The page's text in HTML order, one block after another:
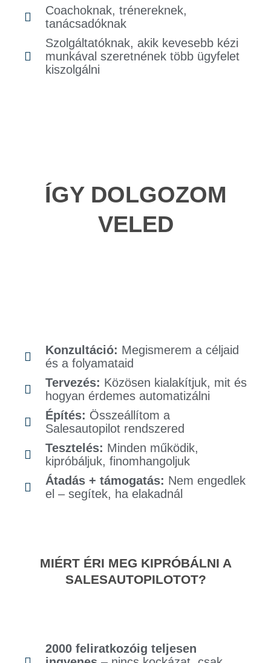
Coachoknak, trénereknek,
tanácsadóknak
Szolgáltatóknak, akik kevesebb kézi
munkával szeretnének több ügyfelet
kiszolgálni
ÍGY DOLGOZOM
VELED
Konzultáció: Megismerem a céljaid
és a folyamataid
Tervezés: Közösen kialakítjuk, mit és
hogyan érdemes automatizálni
Építés: Összeállítom a
Salesautopilot rendszered
Tesztelés: Minden működik,
kipróbáljuk, finomhangoljuk
Átadás + támogatás: Nem engedlek
el – segítek, ha elakadnál
MIÉRT ÉRI MEG KIPRÓBÁLNI A
SALESAUTOPILOTOT?
2000 feliratkozóig teljesen